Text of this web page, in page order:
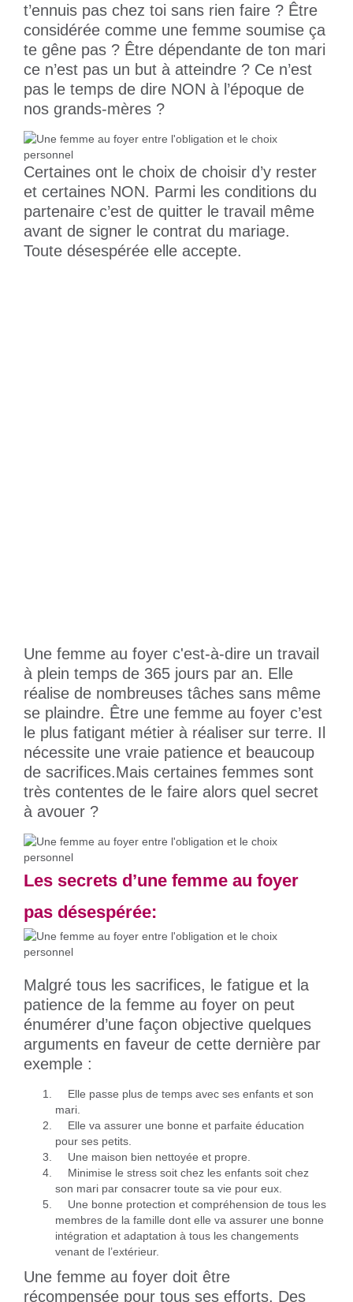
t’ennuis pas chez toi sans rien faire ? Être
considérée comme une femme soumise ça
te gêne pas ? Être dépendante de ton mari
ce n’est pas un but à atteindre ? Ce n’est
pas le temps de dire NON à l’époque de
nos grands-mères ?
Certaines ont le choix de choisir d’y rester
et certaines NON. Parmi les conditions du
partenaire c’est de quitter le travail même
avant de signer le contrat du mariage.
Toute désespérée elle accepte.
Une femme au foyer c'est-à-dire un travail
à plein temps de 365 jours par an. Elle
réalise de nombreuses tâches sans même
se plaindre. Être une femme au foyer c’est
le plus fatigant métier à réaliser sur terre. Il
nécessite une vraie patience et beaucoup
de sacrifices.Mais certaines femmes sont
très contentes de le faire alors quel secret
à avouer ?
Les secrets d’une femme au foyer
pas désespérée:
Malgré tous les sacrifices, le fatigue et la
patience de la femme au foyer on peut
énumérer d’une façon objective quelques
arguments en faveur de cette dernière par
exemple :
Elle passe plus de temps avec ses enfants et son
mari.
Elle va assurer une bonne et parfaite éducation
pour ses petits.
Une maison bien nettoyée et propre.
Minimise le stress soit chez les enfants soit chez
son mari par consacrer toute sa vie pour eux.
Une bonne protection et compréhension de tous les
membres de la famille dont elle va assurer une bonne
intégration et adaptation à tous les changements
venant de l’extérieur.
Une femme au foyer doit être
récompensée pour tous ses efforts. Des